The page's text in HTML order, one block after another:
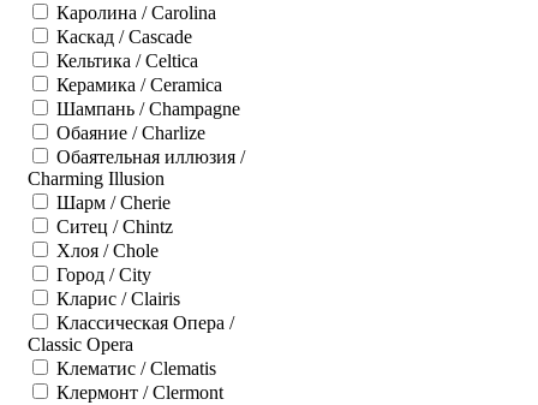
Каролина / Carolina
Каскад / Cascade
Кельтика / Celtica
Керамика / Ceramica
Шампань / Champagne
Обаяние / Charlize
Обаятельная иллюзия /
Charming Illusion
Шарм / Cherie
Ситец / Chintz
Хлоя / Chole
Город / City
Кларис / Clairis
Классическая Опера /
Classic Opera
Клематис / Clematis
Клермонт / Clermont